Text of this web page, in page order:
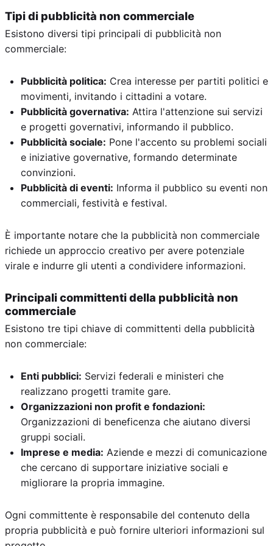
Tipi di pubblicità non commerciale
Esistono diversi tipi principali di pubblicità non
commerciale:
Pubblicità politica: Crea interesse per partiti politici e
movimenti, invitando i cittadini a votare.
Pubblicità governativa: Attira l'attenzione sui servizi
e progetti governativi, informando il pubblico.
Pubblicità sociale: Pone l'accento su problemi sociali
e iniziative governative, formando determinate
convinzioni.
Pubblicità di eventi: Informa il pubblico su eventi non
commerciali, festività e festival.
È importante notare che la pubblicità non commerciale
richiede un approccio creativo per avere potenziale
virale e indurre gli utenti a condividere informazioni.
Principali committenti della pubblicità non
commerciale
Esistono tre tipi chiave di committenti della pubblicità
non commerciale:
Enti pubblici: Servizi federali e ministeri che
realizzano progetti tramite gare.
Organizzazioni non profit e fondazioni:
Organizzazioni di beneficenza che aiutano diversi
gruppi sociali.
Imprese e media: Aziende e mezzi di comunicazione
che cercano di supportare iniziative sociali e
migliorare la propria immagine.
Ogni committente è responsabile del contenuto della
propria pubblicità e può fornire ulteriori informazioni sul